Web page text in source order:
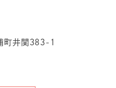
町井関383-1